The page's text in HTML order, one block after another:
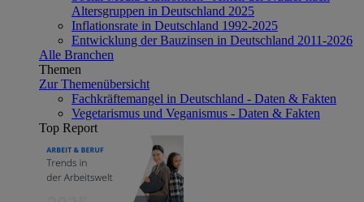
Altersgruppen in Deutschland 2025
Inflationsrate in Deutschland 1992-2025
Entwicklung der Bauzinsen in Deutschland 2011-2026
Alle Branchen
Themen
Zur Themenübersicht
Fachkräftemangel in Deutschland - Daten & Fakten
Vegetarismus und Veganismus - Daten & Fakten
Top Report